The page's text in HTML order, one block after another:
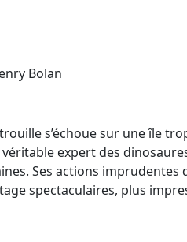
Bolan
s’échoue sur une île
expert des
Ses actions
spectaculaires, plus